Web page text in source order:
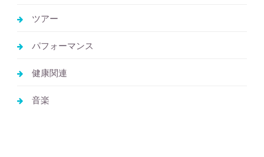
ツアー
パフォーマンス
健康関連
音楽